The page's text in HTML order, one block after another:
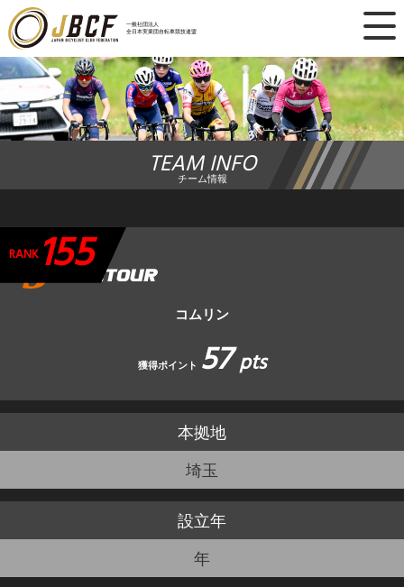
一般社団法人
全日本実業団自転車競技連盟
×
ニュース
レース日程
ランキング
競技ガイド
加盟・登録
エントリー
JBCF ROAD SERIESとは
TEAM INFO
チーム情報
コムリン
獲得ポイント 57pts
RANK 155
本拠地
埼玉
設立年
年